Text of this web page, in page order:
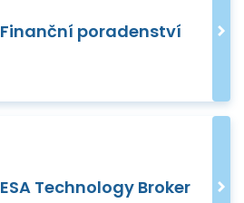
Finanční poradenství
ESA Technology Broker